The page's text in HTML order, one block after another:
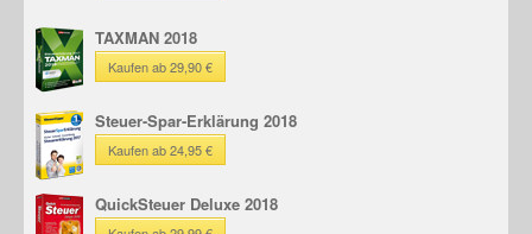
TAXMAN 2018
Kaufen ab 29,90 €
Steuer-Spar-Erklärung 2018
Kaufen ab 24,95 €
QuickSteuer Deluxe 2018